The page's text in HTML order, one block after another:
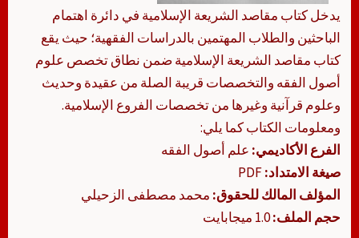
يدخل كتاب مقاصد الشريعة الإسلامية في دائرة اهتمام
الباحثين والطلاب المهتمين بالدراسات الفقهية؛ حيث يقع
كتاب مقاصد الشريعة الإسلامية ضمن نطاق تخصص علوم
أصول الفقه والتخصصات قريبة الصلة من عقيدة وحديث
وعلوم قرآنية وغيرها من تخصصات الفروع الإسلامية.
ومعلومات الكتاب كما يلي:
الفرع الأكاديمي: علم أصول الفقه
صيغة الامتداد:
المؤلف المالك للحقوق: محمد مصطفى الزحيلي
حجم الملف:1.0 ميجابايت